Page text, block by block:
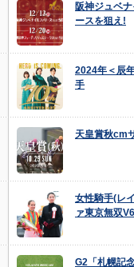
阪神ジュベ
ースを狙え!
2024年＜辰
手
天皇賞秋cm
女性騎手(レ
ァ東京無双V6
G2「札幌記